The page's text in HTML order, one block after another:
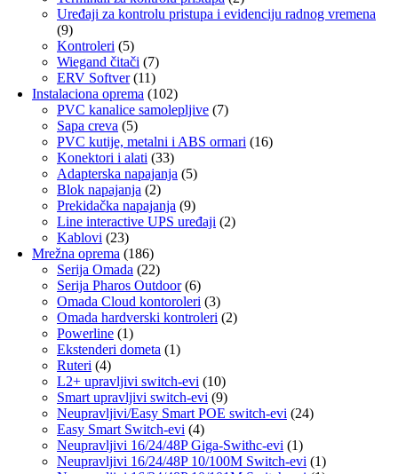
Uređaji za kontrolu pristupa i evidenciju radnog vremena
(9)
Kontroleri (5)
Wiegand čitači (7)
ERV Softver (11)
Instalaciona oprema (102)
PVC kanalice samolepljive (7)
Sapa creva (5)
PVC kutije, metalni i ABS ormari (16)
Konektori i alati (33)
Adapterska napajanja (5)
Blok napajanja (2)
Prekidačka napajanja (9)
Line interactive UPS uređaji (2)
Kablovi (23)
Mrežna oprema (186)
Serija Omada (22)
Serija Pharos Outdoor (6)
Omada Cloud kontoroleri (3)
Omada hardverski kontroleri (2)
Powerline (1)
Ekstenderi dometa (1)
Ruteri (4)
L2+ upravljivi switch-evi (10)
Smart upravljivi switch-evi (9)
Neupravljivi/Easy Smart POE switch-evi (24)
Easy Smart Switch-evi (4)
Neupravljivi 16/24/48P Giga-Swithc-evi (1)
Neupravljivi 16/24/48P 10/100M Switch-evi (1)